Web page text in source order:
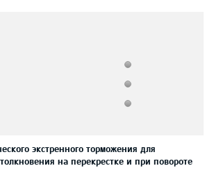
экстренного торможения для
на перекрестке и при повороте